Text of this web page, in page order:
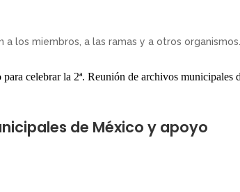
los miembros, a las ramas y a otros organismos...
de México y apoyo